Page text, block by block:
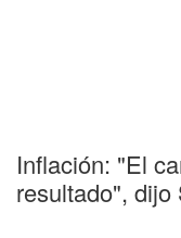
Inflación: "El
resultado", dijo